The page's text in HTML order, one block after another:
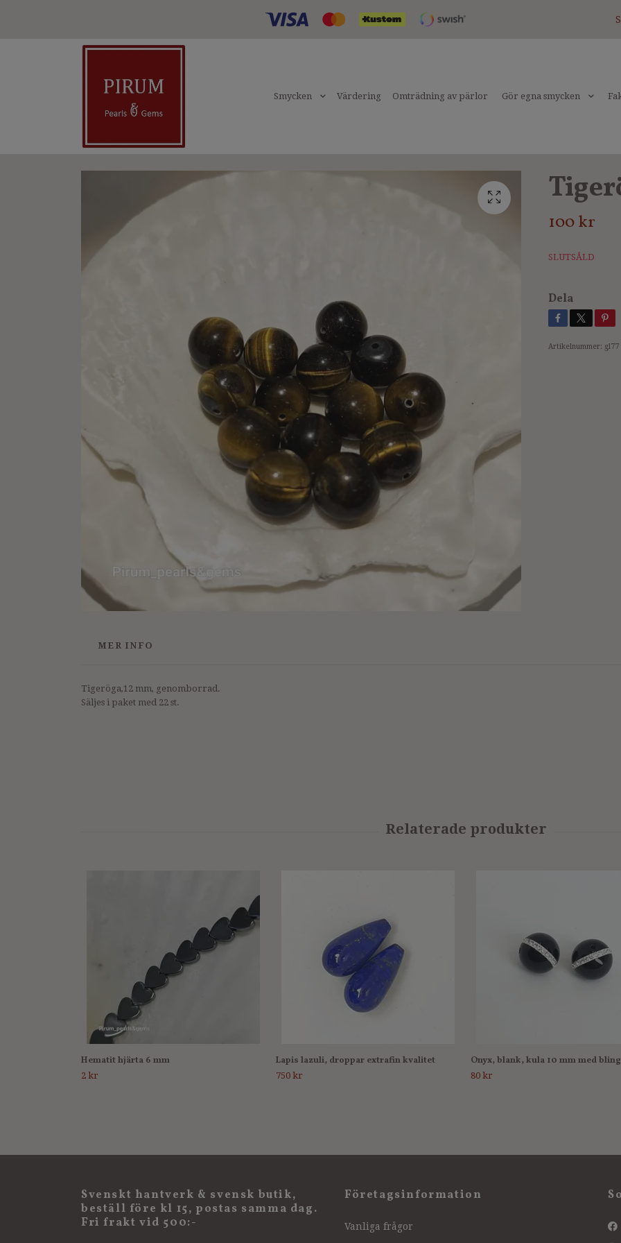
Smycken Värdering Omträdning av pärlor Gör egna smycken
100 kr
SLUTSÅLD
Dela
Artikelnummer: gl77
MER INFO
Tigeröga,12 mm, genomborrad.
Säljes i paket med 22 st.
Hematit hjärta 6 mm
2 kr
Lapis lazuli, droppar extrafin kvalitet
750 kr
Onyx, blank, kula 10 mm med
80 kr
Svenskt hantverk & svensk butik,
beställ före kl 15, postas samma dag.
Fri frakt vid 500:-
Företagsinformation
Vanliga frågor